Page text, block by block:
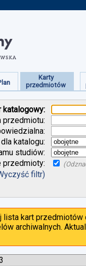
Karty
przedmiotów
katalogowy:
przedmiotu:
katalogu:
studiów:
przedmioty:
filtr)
lista kart
archiwalnych.